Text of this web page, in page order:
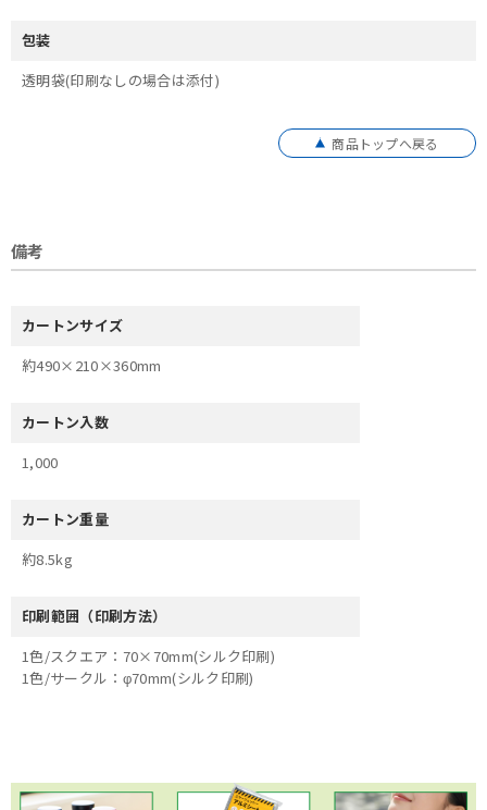
包装
透明袋(印刷なしの場合は添付)
商品トップへ戻る
備考
カートンサイズ
約490×210×360mm
カートン入数
1,000
カートン重量
約8.5kg
印刷範囲（印刷方法）
1色/スクエア：70×70mm(シルク印刷)
1色/サークル：φ70mm(シルク印刷)